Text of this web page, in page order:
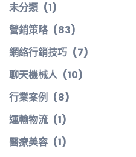
未分類 (1)
營銷策略 (83)
網絡行銷技巧 (7)
聊天機械人 (10)
行業案例 (8)
運輸物流 (1)
醫療美容 (1)